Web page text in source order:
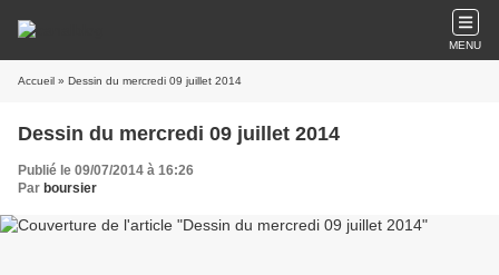
MENU
Accueil » Dessin du mercredi 09 juillet 2014
Dessin du mercredi 09 juillet 2014
Publié le 09/07/2014 à 16:26
Par boursier